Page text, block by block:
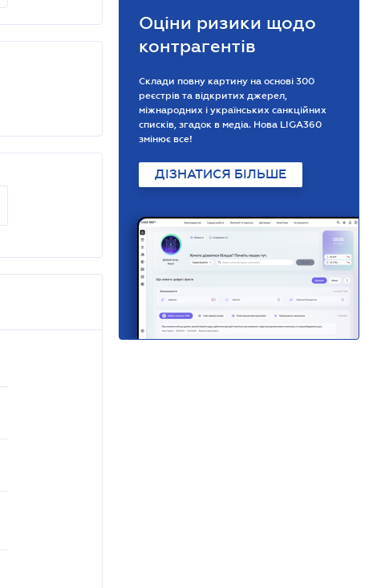
Оціни ризики щодо
контрагентів
Склади повну картину на основі 300
реєстрів та відкритих джерел,
міжнародних і українських санкційних
списків, згадок в медіа. Нова LIGA360
змінює все!
ДІЗНАТИСЯ БІЛЬШЕ